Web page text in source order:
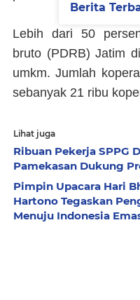
Lebih dari 50
bruto (PDRB) Jatim
umkm. Jumlah
sebanyak 21 ribu
Lihat juga
Ribuan Pekerja SPPG
Pamekasan Dukung
Pimpin Upacara Hari
Hartono Tegaskan
Menuju Indonesia
Berita